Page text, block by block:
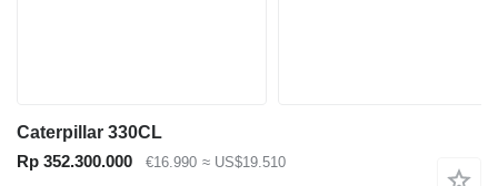
Caterpillar 330CL
Rp 352.300.000
€16.990 ≈ US$19.510